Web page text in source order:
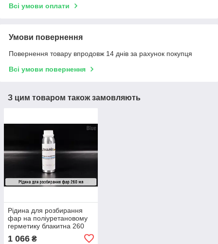
Всі умови оплати
Умови повернення
Повернення товару впродовж 14 днів за рахунок покупця
Всі умови повернення
З цим товаром також замовляють
Рідина для розбирання
фар на поліуретановому
герметику блакитна 260
1 066 ₴